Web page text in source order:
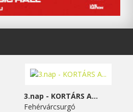
3.nap - KORTÁRS A...
Fehérvárcsurgó